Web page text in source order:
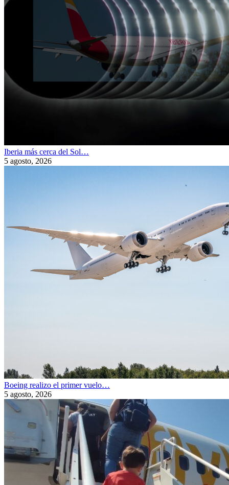
Iberia más cerca del Sol…
5 agosto, 2026
Boeing realizo el primer vuelo…
5 agosto, 2026